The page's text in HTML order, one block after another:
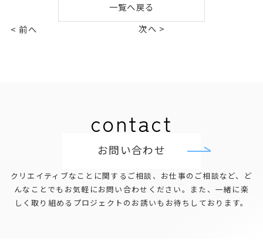
< 前へ
一覧へ戻る
次へ >
contact
お問い合わせ
クリエイティブなことに関するご相談、お仕事のご相談など、
ど
んなことでもお気軽にお問い合わせください。
また、一緒に楽
しく取り組めるプロジェクトのお誘いもお待ちしております。